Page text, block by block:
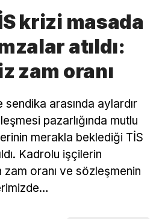
krizi masada
atıldı:
zam oranı
arasında aylardır
pazarlığında mutlu
merakla beklediği TİS
Kadrolu işçilerin
zam oranı ve sözleşmenin